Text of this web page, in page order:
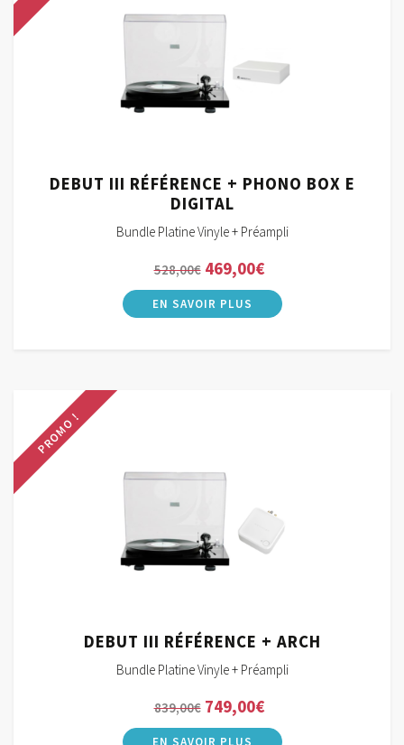
DEBUT III RÉFÉRENCE + PHONO BOX E
DIGITAL
Bundle Platine Vinyle + Préampli
528,00€ Le
prix
initial
469,00€Le
prix
actuel
PROMO !
DEBUT III RÉFÉRENCE + ARCH
Bundle Platine Vinyle + Préampli
839,00€ Le
prix
749,00€Le
prix